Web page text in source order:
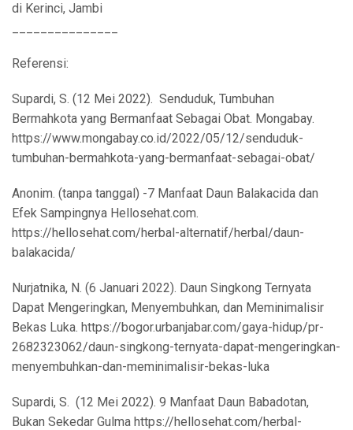
di Kerinci, Jambi
Referensi:
Supardi, S. (12 Mei 2022). Senduduk, Tumbuhan
Bermahkota yang Bermanfaat Sebagai Obat. Mongabay.
https://www.mongabay.co.id/2022/05/12/senduduk-
tumbuhan-bermahkota-yang-bermanfaat-sebagai-obat/
Anonim. (tanpa tanggal) -7 Manfaat Daun Balakacida dan
Efek Sampingnya Hellosehat.com.
https://hellosehat.com/herbal-alternatif/herbal/daun-
balakacida/
Nurjatnika, N. (6 Januari 2022). Daun Singkong Ternyata
Dapat Mengeringkan, Menyembuhkan, dan Meminimalisir
Bekas Luka. https://bogor.urbanjabar.com/gaya-hidup/pr-
2682323062/daun-singkong-ternyata-dapat-mengeringkan-
menyembuhkan-dan-meminimalisir-bekas-luka
Supardi, S. (12 Mei 2022). 9 Manfaat Daun Babadotan,
Bukan Sekedar Gulma https://hellosehat.com/herbal-